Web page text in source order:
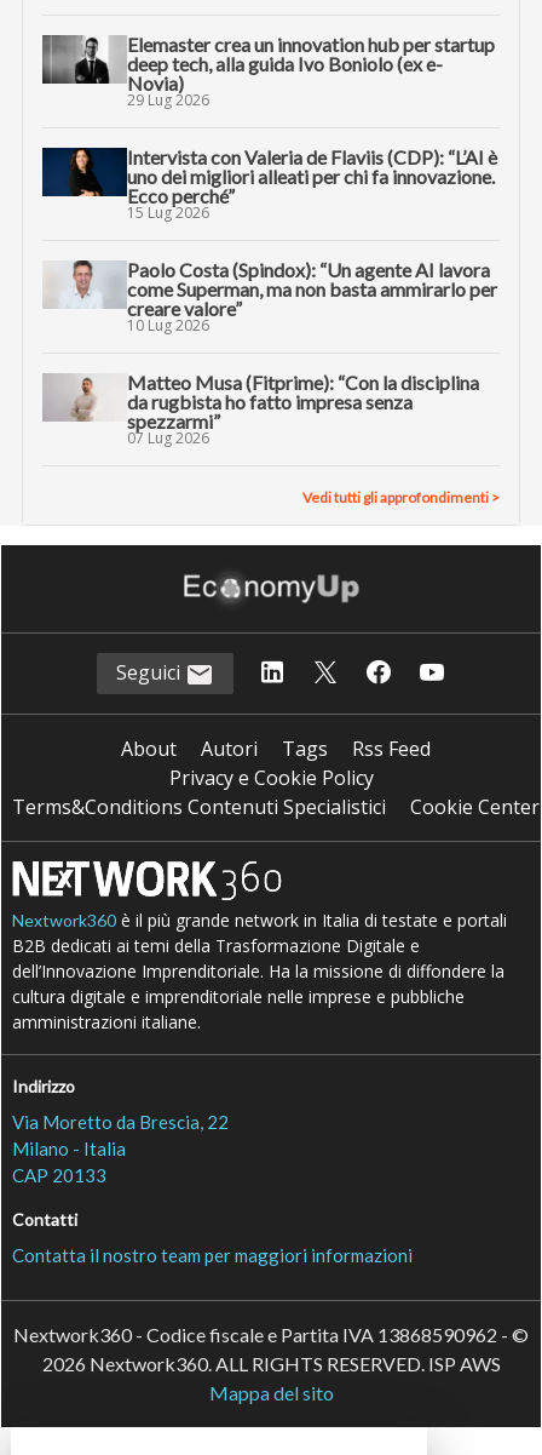
Elemaster crea un innovation hub per startup
deep tech, alla guida Ivo Boniolo (ex e-
Novia)
29 Lug 2026
Intervista con Valeria de Flaviis (CDP): “L’AI è
uno dei migliori alleati per chi fa innovazione.
Ecco perché”
15 Lug 2026
Paolo Costa (Spindox): “Un agente AI lavora
come Superman, ma non basta ammirarlo per
creare valore”
10 Lug 2026
Matteo Musa (Fitprime): “Con la disciplina
da rugbista ho fatto impresa senza
spezzarmi”
07 Lug 2026
Vedi tutti gli approfondimenti >
Seguici
About Autori Tags
Rss Feed
Privacy e Cookie Policy
Terms&Conditions Contenuti Specialistici
Cookie Center
Nextwork360 è il più grande network in Italia di testate e portali
B2B dedicati ai temi della Trasformazione Digitale e
dell’Innovazione Imprenditoriale. Ha la missione di diffondere la
cultura digitale e imprenditoriale nelle imprese e pubbliche
amministrazioni italiane.
Indirizzo
Via Moretto da Brescia, 22
Milano - Italia
CAP 20133
Contatti
Contatta il nostro team per maggiori informazioni
Nextwork360 - Codice fiscale e Partita IVA 13868590962 - ©
2026 Nextwork360. ALL RIGHTS RESERVED. ISP AWS
Mappa del sito